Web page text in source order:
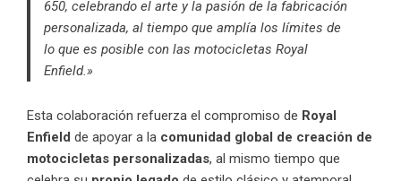
650, celebrando el arte y la pasión de la fabricación
personalizada, al tiempo que amplía los límites de
lo que es posible con las motocicletas Royal
Enfield.»
Esta colaboración refuerza el compromiso de Royal
Enfield de apoyar a la comunidad global de creación de
motocicletas personalizadas, al mismo tiempo que